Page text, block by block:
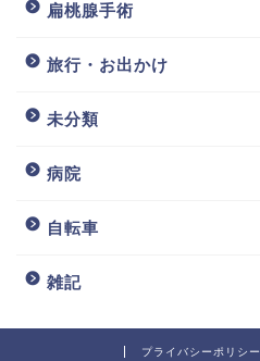
扁桃腺手術
旅行・お出かけ
未分類
病院
自転車
雑記
プライバシーポリシー